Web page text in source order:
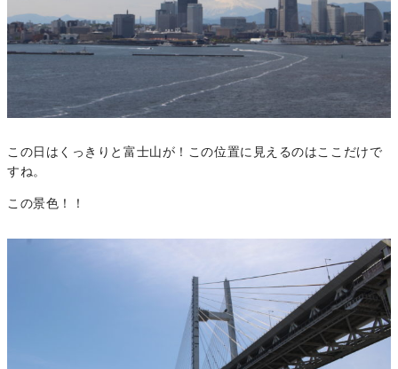
この日はくっきりと富士山が！この位置に見えるのはここだけで
すね。
この景色！！